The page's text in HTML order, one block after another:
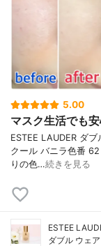
5.00
マスク生活でも
ESTEE LAUDER ダ
クール バニラ色番
りの色…続きを見る
ESTEE
ダブル ウェ